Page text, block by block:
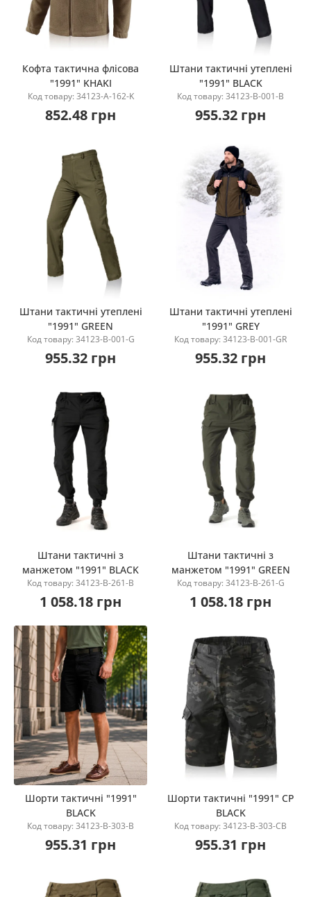
Купити
Кофта тактична флісова
"1991" KHAKI
Код товару: 34123-A-162-K
852.48 грн
Купити
Штани тактичні утеплені
"1991" BLACK
Код товару: 34123-B-001-B
955.32 грн
Купити
Штани тактичні утеплені
"1991" GREEN
Код товару: 34123-B-001-G
955.32 грн
Купити
Штани тактичні утеплені
"1991" GREY
Код товару: 34123-B-001-GR
955.32 грн
Купити
Штани тактичні з
манжетом "1991" BLACK
Код товару: 34123-B-261-B
1 058.18 грн
Купити
Штани тактичні з
манжетом "1991" GREEN
Код товару: 34123-B-261-G
1 058.18 грн
Купити
Шорти тактичні "1991"
BLACK
Код товару: 34123-B-303-B
955.31 грн
Купити
Шорти тактичні "1991" CP
BLACK
Код товару: 34123-B-303-CB
955.31 грн